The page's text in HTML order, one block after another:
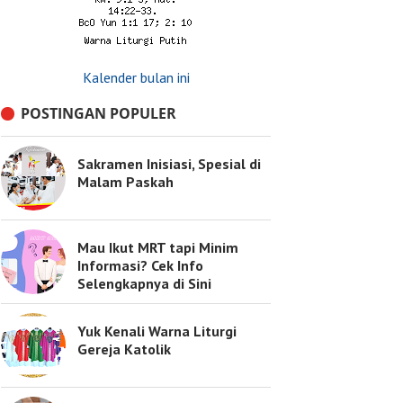
Kalender bulan ini
POSTINGAN POPULER
Sakramen Inisiasi, Spesial di
Malam Paskah
Mau Ikut MRT tapi Minim
Informasi? Cek Info
Selengkapnya di Sini
Yuk Kenali Warna Liturgi
Gereja Katolik